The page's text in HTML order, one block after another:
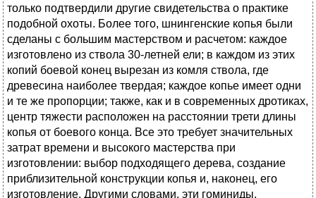
только подтвердили другие свидетельства о практике
подобной охоты. Более того, шнингенские копья были
сделаны с большим мастерством и расчетом: каждое
изготовлено из ствола 30-летней ели; в каждом из этих
копий боевой конец вырезан из комля ствола, где
древесина наиболее твердая; каждое копье имеет одни
и те же пропорции; также, как и в современных дротиках,
центр тяжести расположен на расстоянии трети длины
копья от боевого конца. Все это требует значительных
затрат времени и высокого мастерства при
изготовлении: выбор подходящего дерева, создание
приблизительной конструкции копья и, наконец, его
изготовление. Другими словами, эти гоминиды,